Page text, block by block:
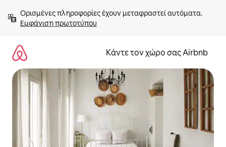
στο
περιεχόμενοΕμφάνιση πρωτοτύπου
Κάντε τον χώρο σας Airbnb